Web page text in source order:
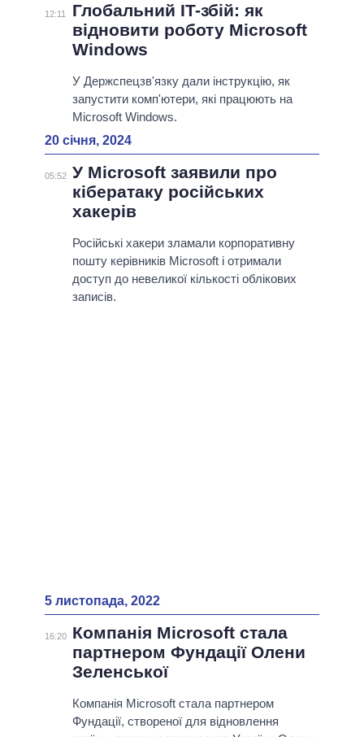
12:11
Глобальний IT-збій: як
відновити роботу Microsoft
Windows
У Держспецзв'язку дали інструкцію, як
запустити комп'ютери, які працюють на
Microsoft Windows.
20 січня, 2024
05:52 У Microsoft заявили про
кібератаку російських
хакерів
Російські хакери зламали корпоративну
пошту керівників Microsoft і отримали
доступ до невеликої кількості облікових
записів.
5 листопада, 2022
16:20
Компанія Microsoft стала
партнером Фундації Олени
Зеленської
Компанія Microsoft стала партнером
Фундації, створеної для відновлення